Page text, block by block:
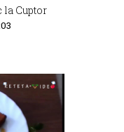
la Cuptor